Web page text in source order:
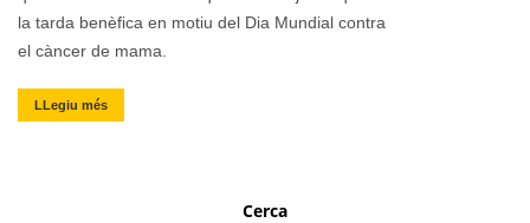
la tarda benèfica en motiu del Dia Mundial contra
el càncer de mama.
LLegiu més
Cerca